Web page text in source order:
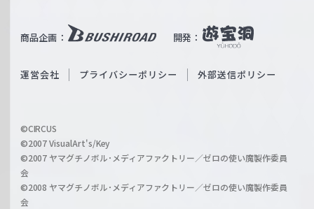
ß
c
a
r
z
商品企画： 開発：
b
O
i
l
運営会社 プライバシーポリシー 外部送信ポリシー
©CIRCUS
©2007 VisualArt's/Key
©2007 ヤマグチノボル･メディアファクトリー／ゼロの使い魔製作委員
会
©2008 ヤマグチノボル･メディアファクトリー／ゼロの使い魔製作委員
会